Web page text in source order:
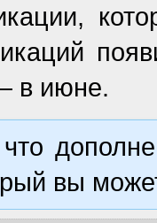
в июне.
вы